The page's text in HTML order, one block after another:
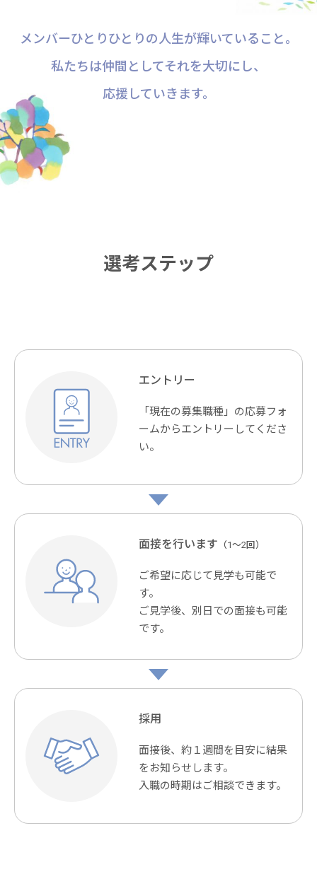
メンバーひとりひとりの人生が輝いていること。
私たちは仲間としてそれを大切にし、
応援していきます。
選考ステップ
エントリー
「現在の募集職種」の応募フォ
ームからエントリーしてくださ
い。
面接を行います （1～2回）
ご希望に応じて見学も可能で
す。
ご見学後、別日での面接も可能
です。
採用
面接後、約１週間を目安に結果
をお知らせします。
入職の時期はご相談できます。